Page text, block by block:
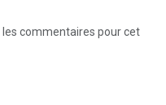
les commentaires pour cet